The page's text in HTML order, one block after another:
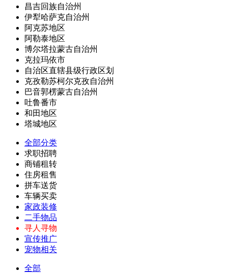
昌吉回族自治州
伊犁哈萨克自治州
阿克苏地区
阿勒泰地区
博尔塔拉蒙古自治州
克拉玛依市
自治区直辖县级行政区划
克孜勒苏柯尔克孜自治州
巴音郭楞蒙古自治州
吐鲁番市
和田地区
塔城地区
全部分类
求职招聘
商铺租转
住房租售
拼车送货
车辆买卖
家政装修
二手物品
寻人寻物
宣传推广
宠物相关
全部